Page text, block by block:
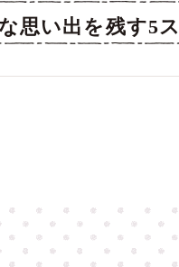
思い出を残す5